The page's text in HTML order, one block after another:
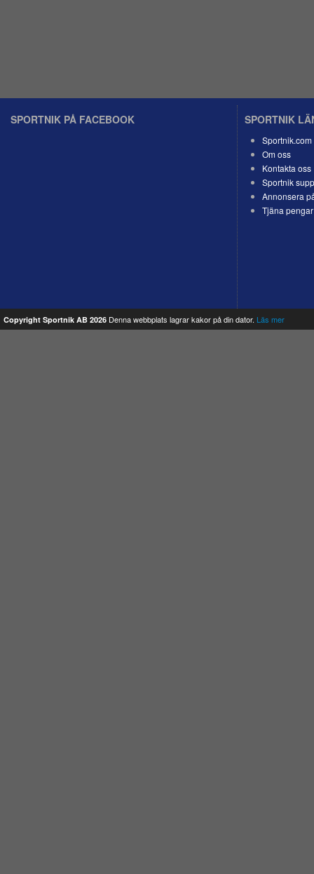
SPORTNIK PÅ FACEBOOK SPORTNIK
Sportnik.com
Om oss
Kontakta oss
Sportnik
Annonsera
Tjäna pengar
Copyright Sportnik AB 2026 Denna webbplats lagrar kakor på din dator. Läs mer